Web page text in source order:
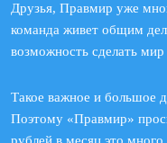
Друзья, Правмир уже
команда живет общим
возможность сделать
Такое важное и большое
Поэтому «Правмир»